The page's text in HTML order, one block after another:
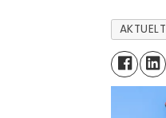
AKTUELT